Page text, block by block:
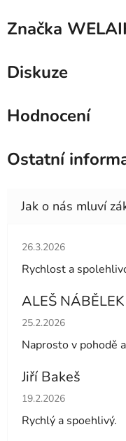
Značka
Diskuze
Hodnocení
Ostatní
Hodnocení obchodu
26.3.2026
Rychlost a
ALEŠ NÁBĚLEK
Hodnocení obchodu
25.2.2026
Naprosto v pohodě
Jiří Bakeš
Hodnocení obchodu
19.2.2026
Rychlý a spoehlivý.